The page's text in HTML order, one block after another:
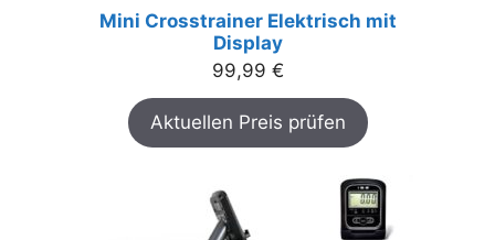
Mini Crosstrainer Elektrisch mit
Display
99,99 €
Aktuellen Preis prüfen